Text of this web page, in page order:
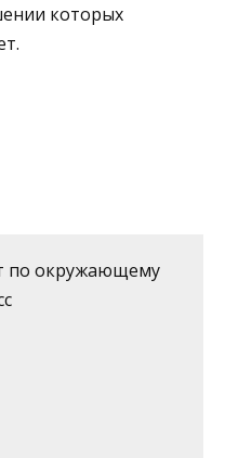
которых
по окружающему